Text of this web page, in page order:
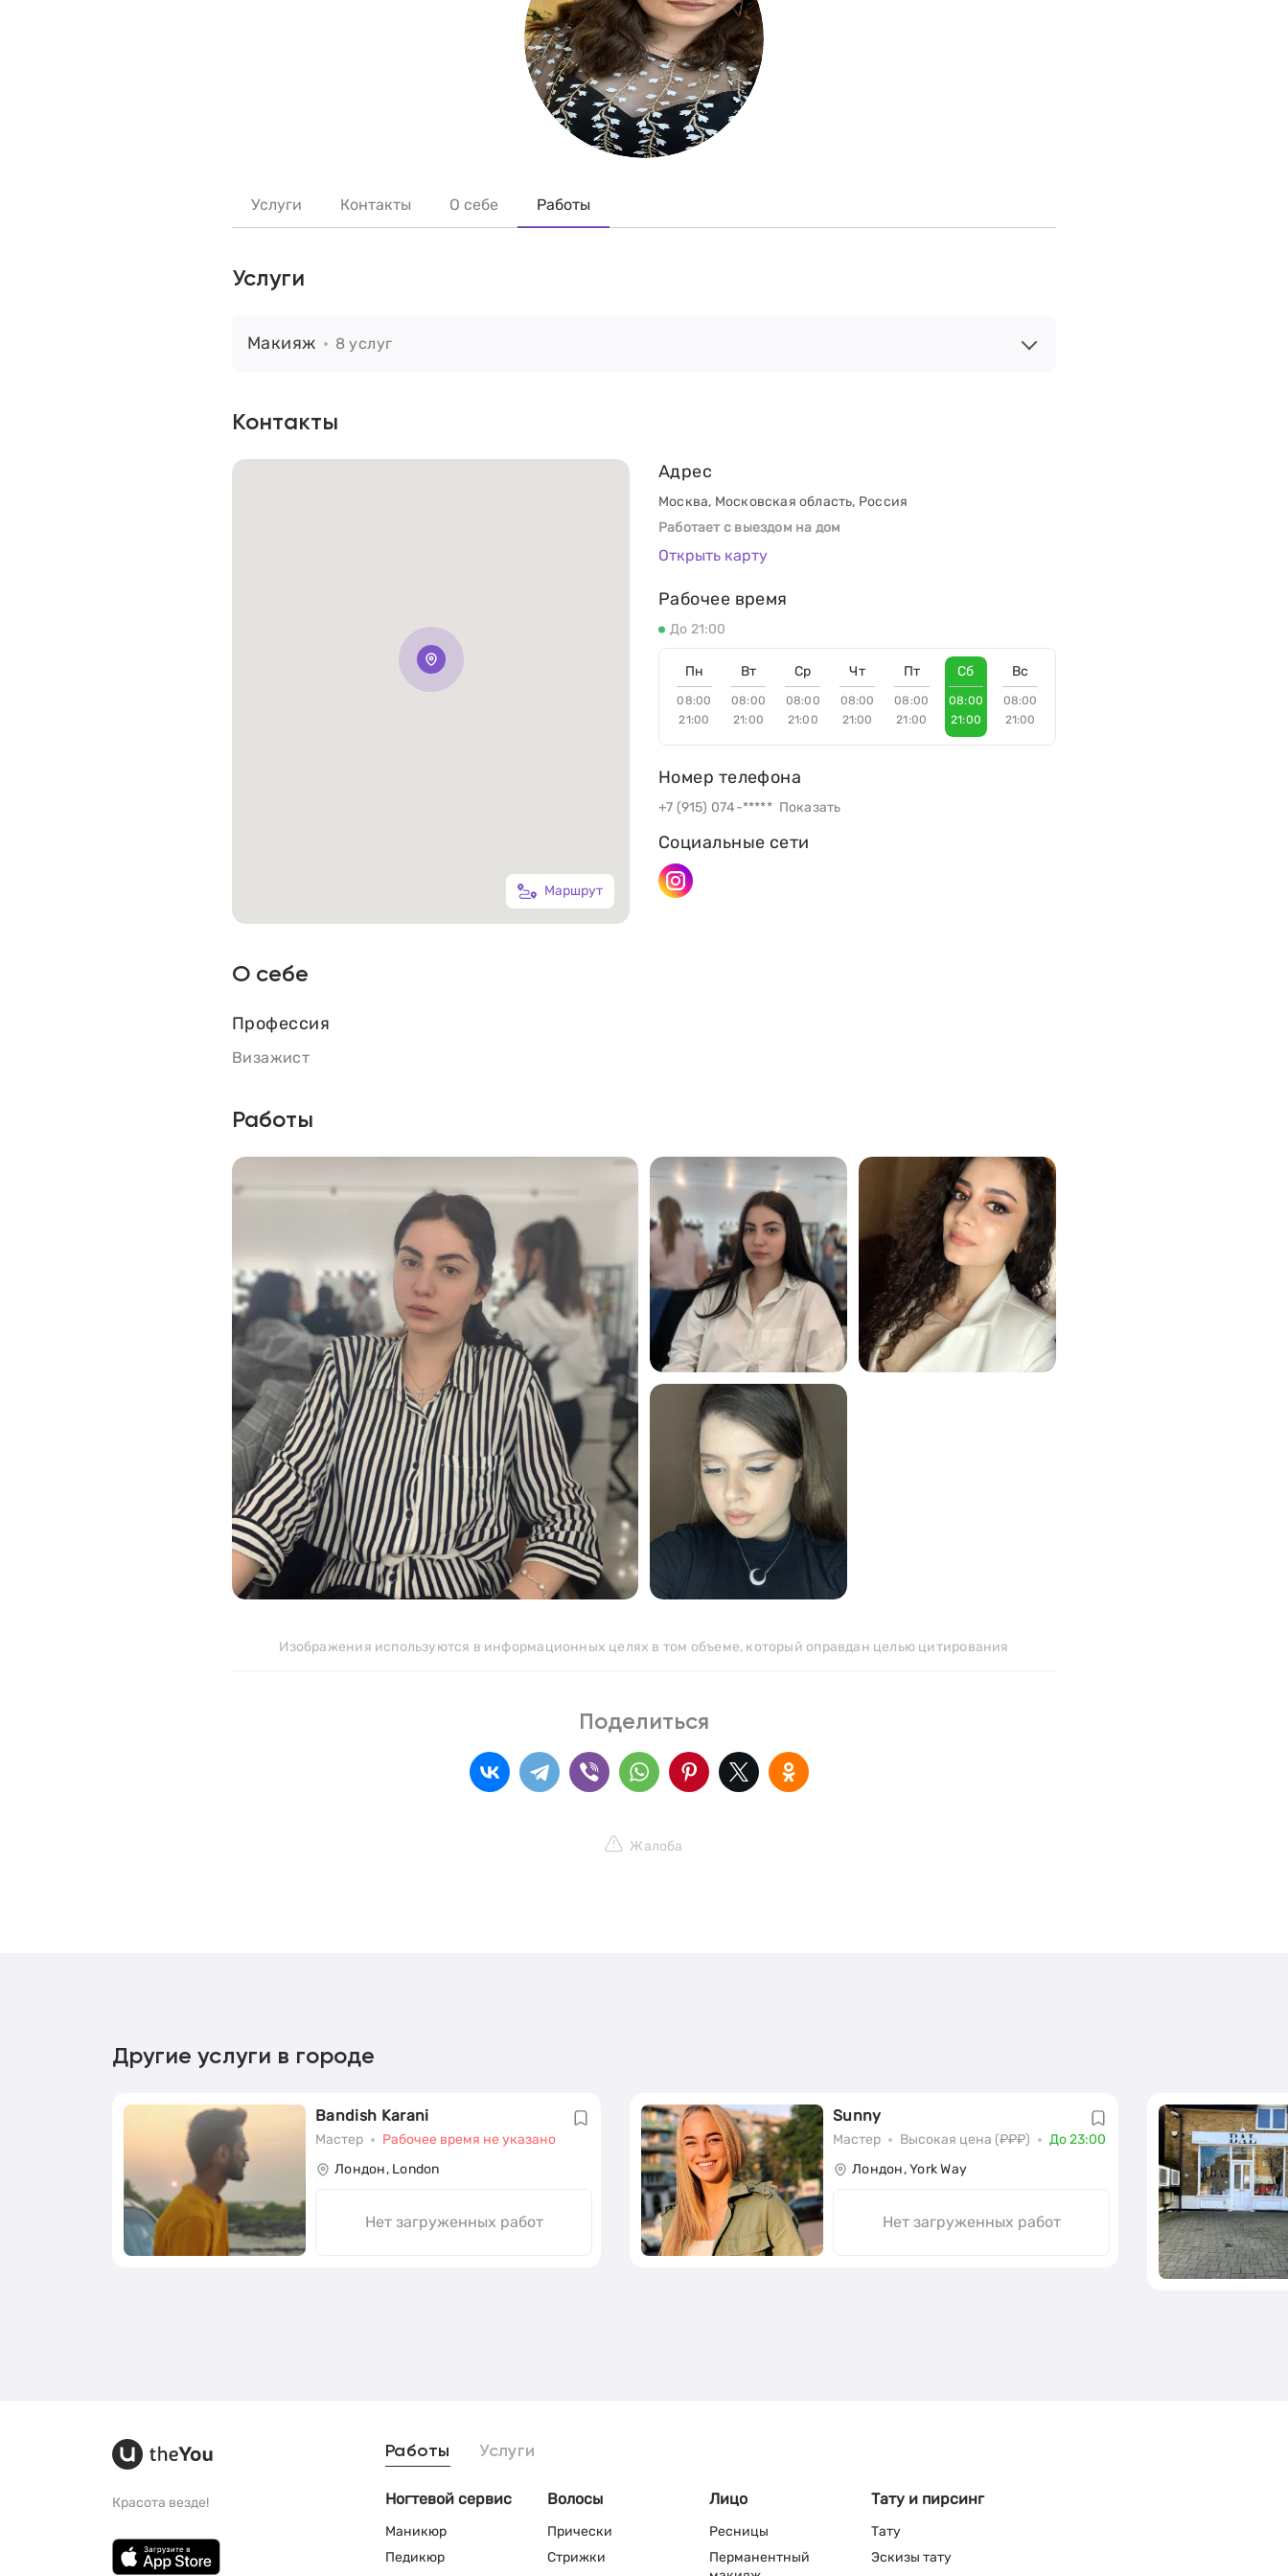
Услуги Контакты О себе Работы
Услуги
Макияж 8 услуг
Контакты
Маршрут
Адрес
Москва, Московская область, Россия
Работает с выездом на дом
Открыть карту
Рабочее время
До 21:00
Пн
08:00
21:00
Вт
08:00
21:00
Ср
08:00
21:00
Чт
08:00
21:00
Пт
08:00
21:00
Сб
08:00
21:00
Вс
08:00
21:00
Номер телефона
+7 (915) 074-***** Показать
Социальные сети
О себе
Профессия
Визажист
Работы
> 99
>
278
>
144
>
179
Изображения используются в информационных целях в том объеме, который оправдан целью цитирования
Поделиться
Жалоба
Другие услуги в городе
Bandish Karani
Мастер
Рабочее время не указано
Лондон, London
Нет загруженных работ
Sunny
Мастер Высокая цена (₽₽₽)
До 23:00
Лондон, York Way
Нет загруженных работ
Красота везде!
Работы Услуги
Ногтевой сервис
Маникюр
Педикюр
Волосы
Прически
Стрижки
Лицо
Ресницы
Перманентный
Тату и пирсинг
Тату
Эскизы тату